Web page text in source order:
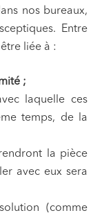
nos bureaux,
Entre
liée à :
;
laquelle ces
temps, de la
la pièce
avec eux sera
(comme